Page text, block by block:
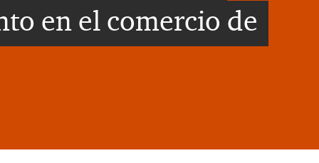
en el comercio de